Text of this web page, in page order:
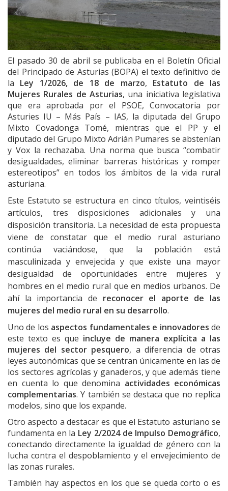
El pasado 30 de abril se publicaba en el Boletín Oficial
del Principado de Asturias (BOPA) el texto definitivo de
la Ley 1/2026, de 18 de marzo, Estatuto de las
Mujeres Rurales de Asturias, una iniciativa legislativa
que era aprobada por el PSOE, Convocatoria por
Asturies IU – Más País – IAS, la diputada del Grupo
Mixto Covadonga Tomé, mientras que el PP y el
diputado del Grupo Mixto Adrián Pumares se abstenían
y Vox la rechazaba. Una norma que busca “combatir
desigualdades, eliminar barreras históricas y romper
estereotipos” en todos los ámbitos de la vida rural
asturiana.
Este Estatuto se estructura en cinco títulos, veintiséis
artículos, tres disposiciones adicionales y una
disposición transitoria. La necesidad de esta propuesta
viene de constatar que el medio rural asturiano
continúa vaciándose, que la población está
masculinizada y envejecida y que existe una mayor
desigualdad de oportunidades entre mujeres y
hombres en el medio rural que en medios urbanos. De
ahí la importancia de reconocer el aporte de las
mujeres del medio rural en su desarrollo.
Uno de los aspectos fundamentales e innovadores de
este texto es que incluye de manera explícita a las
mujeres del sector pesquero, a diferencia de otras
leyes autonómicas que se centran únicamente en las de
los sectores agrícolas y ganaderos, y que además tiene
en cuenta lo que denomina actividades económicas
complementarias. Y también se destaca que no replica
modelos, sino que los expande.
Otro aspecto a destacar es que el Estatuto asturiano se
fundamenta en la Ley 2/2024 de Impulso Demográfico,
conectando directamente la igualdad de género con la
lucha contra el despoblamiento y el envejecimiento de
las zonas rurales.
También hay aspectos en los que se queda corto o es